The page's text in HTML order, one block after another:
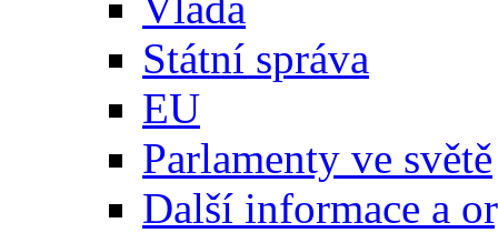
Státní správa
EU
Parlamenty ve světě
Další informace a